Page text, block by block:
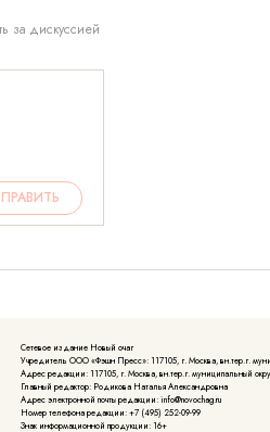
за дискуссией
Сетевое издание Новый очаг
Учредитель ООО «Фэшн Пресс»: 117105, г. Москва, вн.тер.г.
Адрес редакции: 117105, г. Москва, вн.тер.г. муниципальный
Главный редактор: Родикова Наталья Александровна
Адрес электронной почты редакции: info@novochag.ru
Номер телефона редакции: +7 (495) 252-09-99
Знак информационной продукции: 16+